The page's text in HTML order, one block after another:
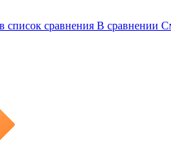
список сравнения В сравнении